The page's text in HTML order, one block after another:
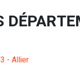
- Allier